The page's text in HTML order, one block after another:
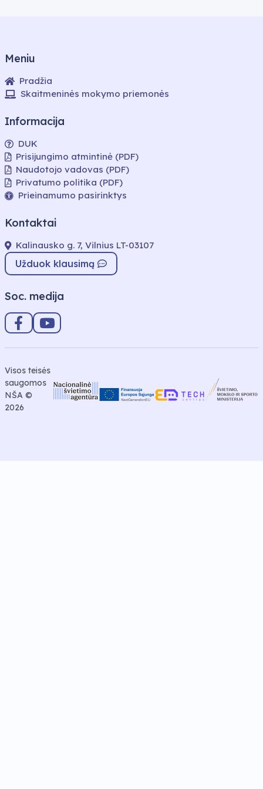
Meniu
Pradžia
Skaitmeninės mokymo priemonės
Informacija
DUK
Prisijungimo atmintinė (PDF)
Naudotojo vadovas (PDF)
Privatumo politika (PDF)
Prieinamumo pasirinktys
Kontaktai
Kalinausko g. 7, Vilnius LT-03107
Užduok klausimą
Soc. medija
Visos teisės
saugomos
NŠA ©
2026